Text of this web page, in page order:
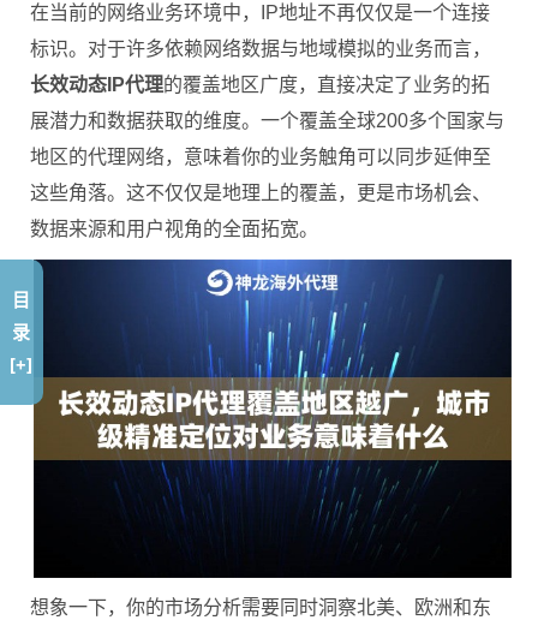
在当前的网络业务环境中，IP地址不再仅仅是一个连接
标识。对于许多依赖网络数据与地域模拟的业务而言，
长效动态IP代理的覆盖地区广度，直接决定了业务的拓
展潜力和数据获取的维度。一个覆盖全球200多个国家与
地区的代理网络，意味着你的业务触角可以同步延伸至
这些角落。这不仅仅是地理上的覆盖，更是市场机会、
数据来源和用户视角的全面拓宽。
想象一下，你的市场分析需要同时洞察北美、欧洲和东
目
录
[+]